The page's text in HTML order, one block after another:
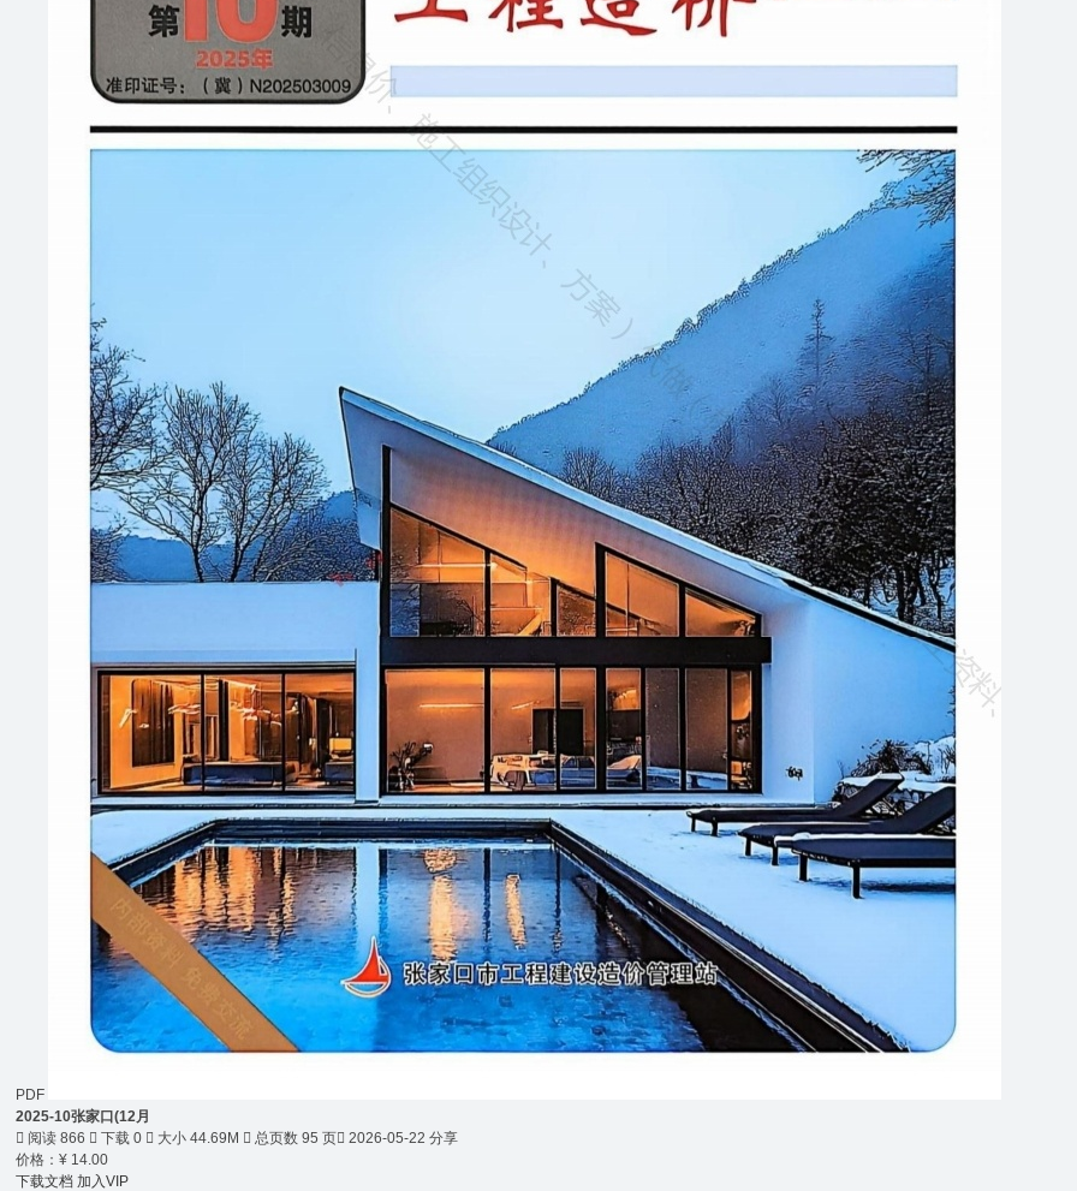
PDF
2025-10张家口(12月
 阅读 866  下载 0  大小 44.69M  总页数 95 页 2026-05-22 分享
价格：¥ 14.00
下载文档加入VIP